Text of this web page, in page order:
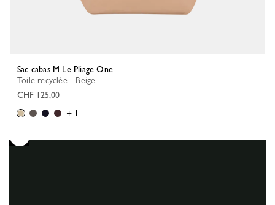
Sac cabas M Le Pliage One
Toile recyclée - Beige
CHF 125,00
+ 1